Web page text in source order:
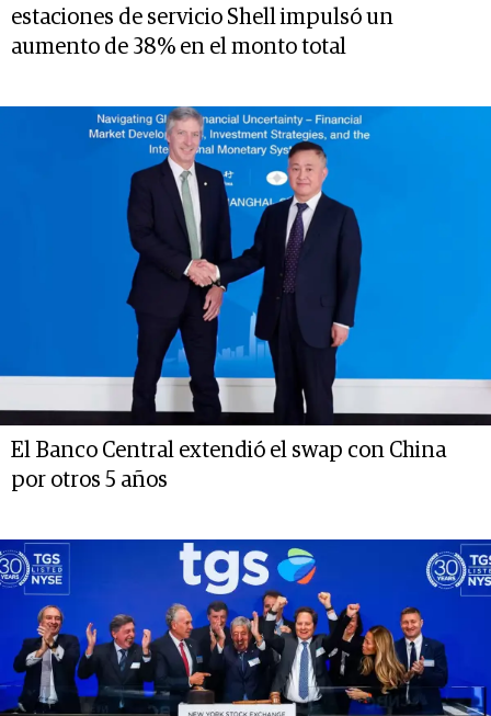
estaciones de servicio Shell impulsó un
aumento de 38% en el monto total
El Banco Central extendió el swap con China
por otros 5 años